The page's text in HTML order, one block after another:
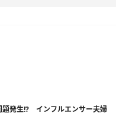
題発生!? インフルエンサー夫婦